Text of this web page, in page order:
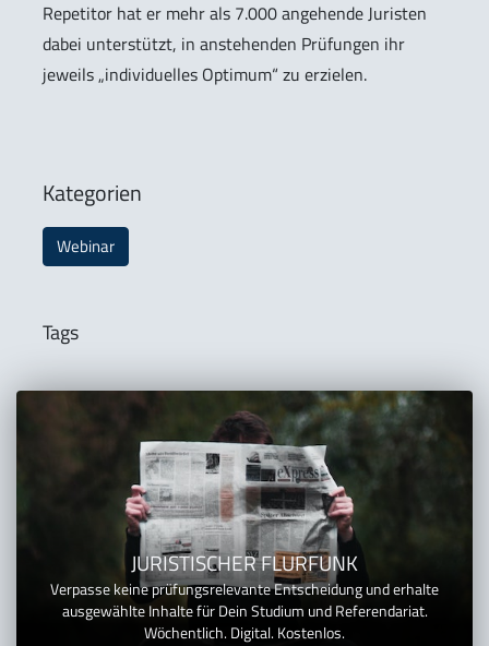
Repetitor hat er mehr als 7.000 angehende Juristen
dabei unterstützt, in anstehenden Prüfungen ihr
jeweils „individuelles Optimum“ zu erzielen.
Kategorien
Webinar
Tags
JURISTISCHER FLURFUNK
Verpasse keine prüfungsrelevante Entscheidung und erhalte
ausgewählte Inhalte für Dein Studium und Referendariat.
Wöchentlich. Digital. Kostenlos.